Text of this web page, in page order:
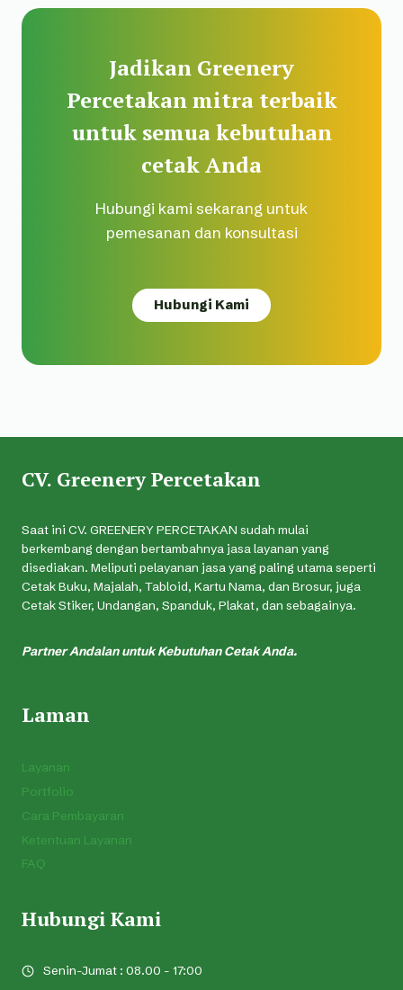
Jadikan Greenery
Percetakan mitra terbaik
untuk semua kebutuhan
cetak Anda
Hubungi kami sekarang untuk
pemesanan dan konsultasi
Hubungi Kami
CV. Greenery Percetakan
Saat ini CV. GREENERY PERCETAKAN sudah mulai
berkembang dengan bertambahnya jasa layanan yang
disediakan. Meliputi pelayanan jasa yang paling utama seperti
Cetak Buku, Majalah, Tabloid, Kartu Nama, dan Brosur, juga
Cetak Stiker, Undangan, Spanduk, Plakat, dan sebagainya.
Partner Andalan untuk Kebutuhan Cetak Anda.
Laman
Layanan
Portfolio
Cara Pembayaran
Ketentuan Layanan
FAQ
Hubungi Kami
Senin-Jumat : 08.00 - 17:00